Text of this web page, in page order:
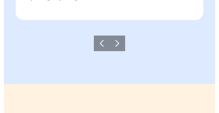
ForrigeNæste